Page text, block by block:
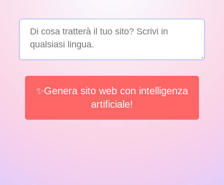
✨Genera sito web con intelligenza
artificiale!